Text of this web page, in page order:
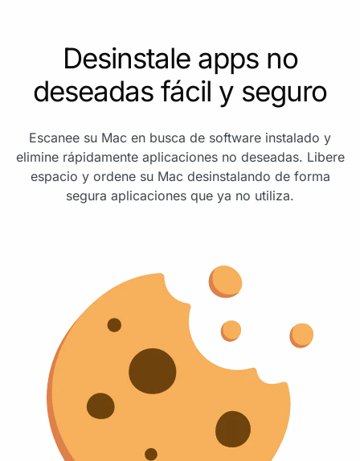
Desinstale apps no
deseadas fácil y seguro
Escanee su Mac en busca de software instalado y
elimine rápidamente aplicaciones no deseadas. Libere
espacio y ordene su Mac desinstalando de forma
segura aplicaciones que ya no utiliza.